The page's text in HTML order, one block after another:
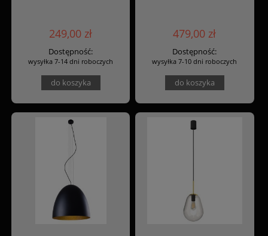
249,00 zł
Dostępność:
wysyłka 7-14 dni roboczych
do koszyka
479,00 zł
Dostępność:
wysyłka 7-10 dni roboczych
do koszyka